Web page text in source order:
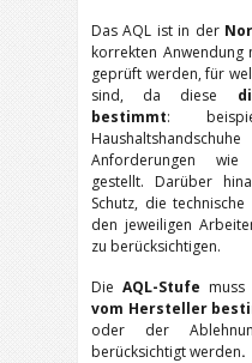
Das AQL ist in der
korrekten Anwendung
geprüft werden, für
sind, da diese
bestimmt:
Anforderungen wie
gestellt. Darüber
Schutz, die
den jeweiligen
zu berücksichtigen.
Die AQL-Stufe
vom Hersteller
oder der
berücksichtigt werden.